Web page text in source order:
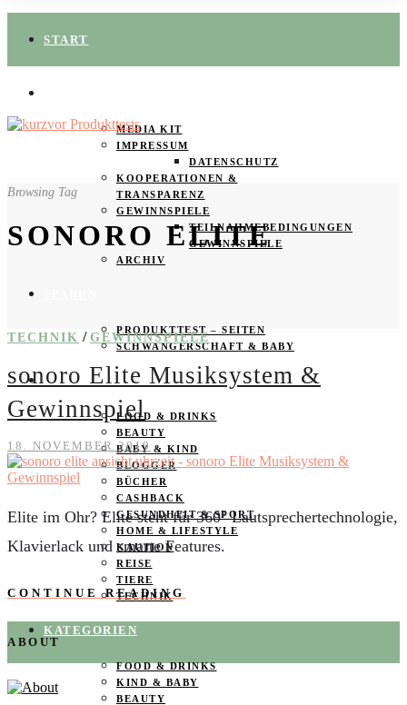
START
MEDIA KIT
IMPRESSUM
DATENSCHUTZ
KOOPERATIONEN &
TRANSPARENZ
GEWINNSPIELE
TEILNAHMEBEDINGUNGEN
GEWINNSPIELE
ARCHIV
PRODUKTTEST – SEITEN
SCHWANGERSCHAFT & BABY
PRODUKTTESTER GESUCHT
FOOD & DRINKS
BEAUTY
BABY & KIND
BLOGGER
BÜCHER
CASHBACK
GESUNDHEIT & SPORT
HOME & LIFESTYLE
KAUTION
REISE
TIERE
TECHNIK
KATEGORIEN
FOOD & DRINKS
KIND & BABY
BEAUTY
Browsing Tag
SONORO ELITE
TECHNIK / GEWINNSPIELE
sonoro Elite Musiksystem &
Gewinnspiel
18. NOVEMBER 2019
Elite im Ohr? Elite steht für 360° Lautsprechertechnologie,
Klavierlack und smarte Features.
CONTINUE READING
ABOUT